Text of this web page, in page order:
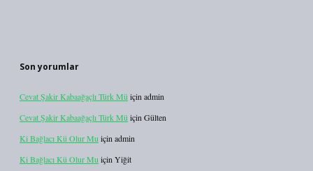
Son yorumlar
Cevat Şakir Kabaağaçlı Türk Mü için admin
Cevat Şakir Kabaağaçlı Türk Mü için Gülten
Ki Bağlacı Kü Olur Mu için admin
Ki Bağlacı Kü Olur Mu için Yiğit